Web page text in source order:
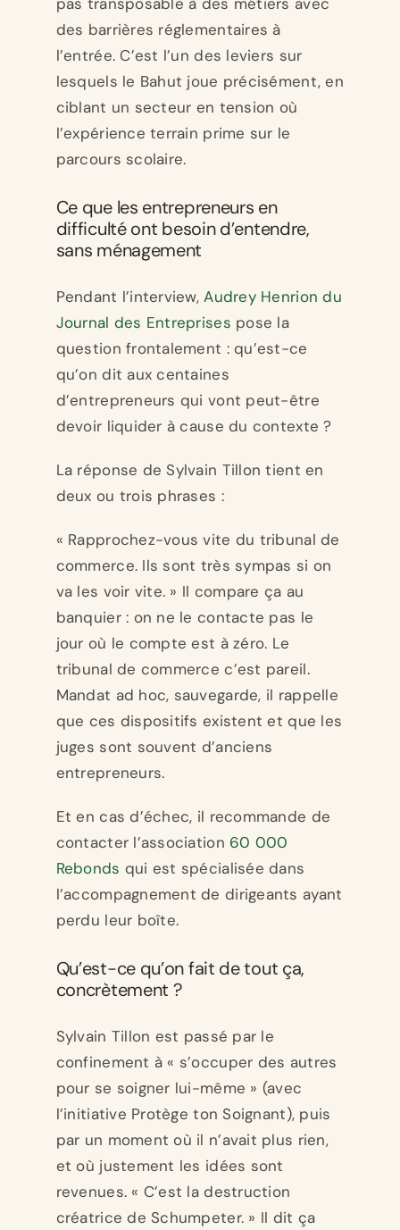
des barrières réglementaires à
l’entrée. C’est l’un des leviers sur
lesquels le Bahut joue précisément, en
ciblant un secteur en tension où
l’expérience terrain prime sur le
parcours scolaire.
Ce que les entrepreneurs en
difficulté ont besoin d’entendre,
sans ménagement
Pendant l’interview,Audrey Henrion du
Journal des Entreprises pose la
question frontalement : qu’est-ce
qu’on dit aux centaines
d’entrepreneurs qui vont peut-être
devoir liquider à cause du contexte ?
La réponse de Sylvain Tillon tient en
deux ou trois phrases :
« Rapprochez-vous vite du tribunal de
commerce. Ils sont très sympas si on
va les voir vite. » Il compare ça au
banquier : on ne le contacte pas le
jour où le compte est à zéro. Le
tribunal de commerce c’est pareil.
Mandat ad hoc, sauvegarde, il rappelle
que ces dispositifs existent et que les
juges sont souvent d’anciens
entrepreneurs.
Et en cas d’échec, il recommande de
contacter l’association 60 000
Rebonds qui est spécialisée dans
l’accompagnement de dirigeants ayant
perdu leur boîte.
Qu’est-ce qu’on fait de tout ça,
concrètement ?
Sylvain Tillon est passé par le
confinement à « s’occuper des autres
pour se soigner lui-même » (avec
l’initiative Protège ton Soignant), puis
par un moment où il n’avait plus rien,
et où justement les idées sont
revenues. « C’est la destruction
créatrice de Schumpeter. » Il dit ça